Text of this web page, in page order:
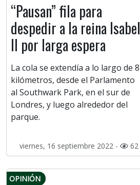
“Pausan” fila para
despedir a la reina Isabel
II por larga espera
La cola se extendía a lo largo de 8
kilómetros, desde el Parlamento
al Southwark Park, en el sur de
Londres, y luego alrededor del
parque.
viernes, 16 septiembre 2022 - 62
OPINIÓN